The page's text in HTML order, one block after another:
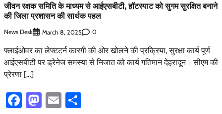
जीवन रक्षक समिति के माध्यम से आईएसबीटी, हॉटस्पाट को सुगम सुरक्षित बनाने
की जिला प्रशासन की सार्थक पहल
News Desk March 8, 2025 0
फ्लाईओवर का लेफ्टटर्न कारगी की ओर खोलने की प्रक्रिया, सुरक्षा कार्य पूर्ण
आईएसबीटी पर ड्रेनेज समस्या से निजात को कार्य गतिमान देहरादून। सीएम की
प्रेरणा […]
Facebook
Mastodon
Email